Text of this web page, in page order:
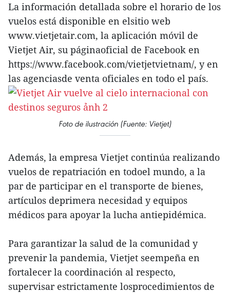
La información detallada sobre el horario de los
vuelos está disponible en elsitio web
www.vietjetair.com, la aplicación móvil de
Vietjet Air, su páginaoficial de Facebook en
https://www.facebook.com/vietjetvietnam/, y en
las agenciasde venta oficiales en todo el país.
Foto de ilustración (Fuente: Vietjet)
Además, la empresa Vietjet continúa realizando
vuelos de repatriación en todoel mundo, a la
par de participar en el transporte de bienes,
artículos deprimera necesidad y equipos
médicos para apoyar la lucha antiepidémica.
Para garantizar la salud de la comunidad y
prevenir la pandemia, Vietjet seempeña en
fortalecer la coordinación al respecto,
supervisar estrictamente losprocedimientos de